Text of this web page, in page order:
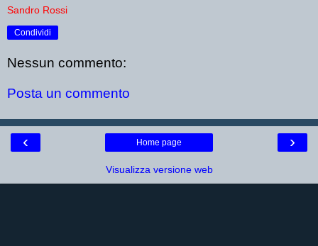
Sandro Rossi
Condividi
Nessun commento:
Posta un commento
‹ ›
Home page
Visualizza versione web